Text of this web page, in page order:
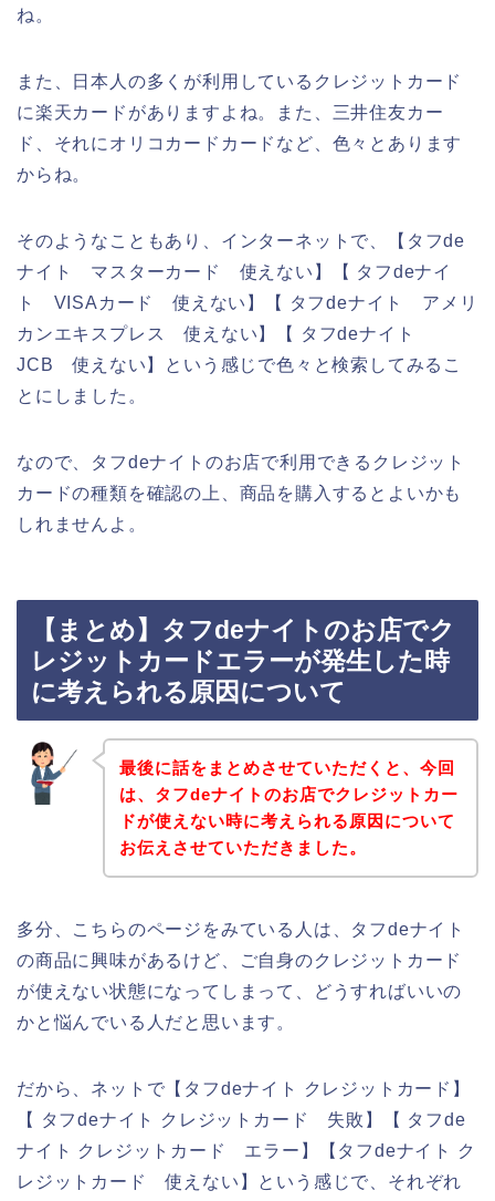
ね。
また、日本人の多くが利用しているクレジットカード
に楽天カードがありますよね。また、三井住友カー
ド、それにオリコカードカードなど、色々とあります
からね。
そのようなこともあり、インターネットで、【タフde
ナイト マスターカード 使えない】【 タフdeナイ
ト VISAカード 使えない】【 タフdeナイト アメリ
カンエキスプレス 使えない】【 タフdeナイト
JCB 使えない】という感じで色々と検索してみるこ
とにしました。
なので、タフdeナイトのお店で利用できるクレジット
カードの種類を確認の上、商品を購入するとよいかも
しれませんよ。
【まとめ】タフdeナイトのお店でク
レジットカードエラーが発生した時
に考えられる原因について
最後に話をまとめさせていただくと、今回
は、タフdeナイトのお店でクレジットカー
ドが使えない時に考えられる原因について
お伝えさせていただきました。
多分、こちらのページをみている人は、タフdeナイト
の商品に興味があるけど、ご自身のクレジットカード
が使えない状態になってしまって、どうすればいいの
かと悩んでいる人だと思います。
だから、ネットで【タフdeナイト クレジットカード】
【 タフdeナイト クレジットカード 失敗】【 タフde
ナイト クレジットカード エラー】【タフdeナイト ク
レジットカード 使えない】という感じで、それぞれ